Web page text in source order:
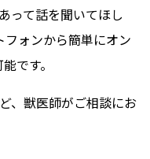
って話を聞いてほし
フォンから簡単にオン
です。
、獣医師がご相談にお